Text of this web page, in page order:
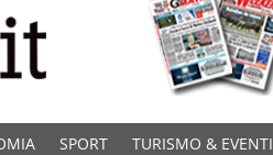
SPORT TURISMO & EVENTI